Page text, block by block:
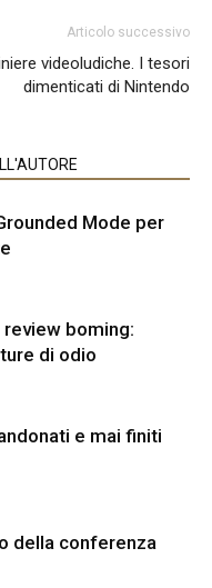
Articolo successivo
videoludiche. I tesori
dimenticati di Nintendo
Mode per
boming:
di odio
e mai finiti
della conferenza